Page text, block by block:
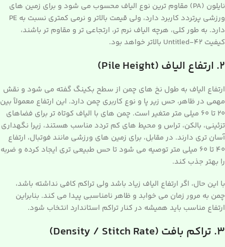
نایلون (PA) مقاوم ترین نوع الیاف محسوب می شود و برای زمین های
ورزشی پرتردد کاربرد دارد، ولی قیمت بالاتر و نرمی کمتری نسبت به PE
دارد. به طور کلی، هرچه الیاف نرم تر، ارتجاعی تر و مقاوم تر باشند،
کیفیت Untitled-42 بالاتر خواهد بود.
۲. ارتفاع الیاف (Pile Height)
ارتفاع الیاف به طول نخ های چمن از سطح بکینگ گفته می شود و نقش
مهمی در ظاهر، حس زیر پا و نوع کاربری چمن دارد. این ارتفاع معمولاً بین
۲۰ تا ۶۰ میلی متر متغیر است. چمن های با الیاف کوتاه تر برای فضاهای
تزئینی، بالکن، تراس و محیط های کم تردد مناسب هستند، زیرا نگهداری
آسان تری دارند. در مقابل، برای زمین های ورزشی مانند فوتبال، ارتفاع
۴۰ تا ۶۰ میلی متر توصیه می شود تا حس طبیعی تری ایجاد کرده و ضربه
را بهتر جذب کند.
با این حال، اگر ارتفاع الیاف زیاد باشد ولی تراکم کافی نداشته باشد،
چمن به مرور زمان می خوابد و ظاهر نامناسبی پیدا می کند. بنابراین
ارتفاع مناسب باید همیشه در کنار تراکم استاندارد انتخاب شود.
۳. تراکم بافت (Density / Stitch Rate)